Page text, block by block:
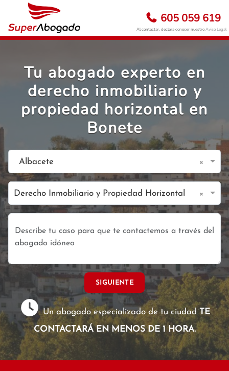
605 059 619
Al contactar, declara conocer nuestroAviso Legal
Tu abogado experto en
derecho inmobiliario y
propiedad horizontal en
Bonete
Albacete ×
Derecho Inmobiliario y Propiedad Horizontal ×
SIGUIENTE
Un abogado especializado de tu ciudadTE
CONTACTARÁ EN MENOS DE 1 HORA.